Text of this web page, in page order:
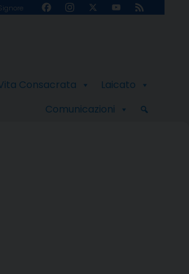
FacebookInstagram
X
YouTube
Feed
Consacrata
Laicato
Comunicazioni